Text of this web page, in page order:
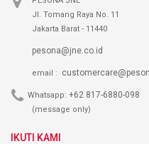
Jl. Tomang Raya No. 11
Jakarta Barat - 11440
pesona@jne.co.id
email :
Whatsapp: +62 817-6880-098
(message only)
IKUTI KAMI